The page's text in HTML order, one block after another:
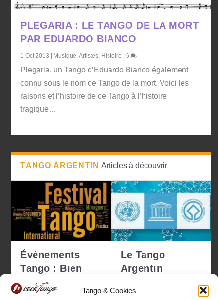
Tango & Cookies
PLEGARIA : LE TANGO DE LA MORT
PAR EDUARDO BIANCO
1 Oct 2013 | Musique ,Artistes Histoire |6
Plegaria, un Tango d’Eduardo Bianco également
connu sous le nom de Tango de la mort. Voici les
raisons et l’histoire de ce Tango à l’histoire
tragique…
TANGO ARGENTIN Articles à découvrir
Évènements
Tango : Bien
choisir pour ne
pas se tro...
Le Tango
Argentin
Patrimoine